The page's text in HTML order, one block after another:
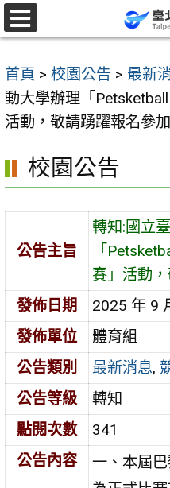
跳
至
要
內
容
首頁 > 校園公告 > 最新
動大學辦理「
活動，敬請踴躍報名參加
校園公告
公告主旨
轉知:國立
「
賽」活動
發佈日期
2025 年 9
發佈單位
體育組
公告類別
最新消息,
公告等級
轉知
點閱次數
341
公告內容
一、本屆
選
單